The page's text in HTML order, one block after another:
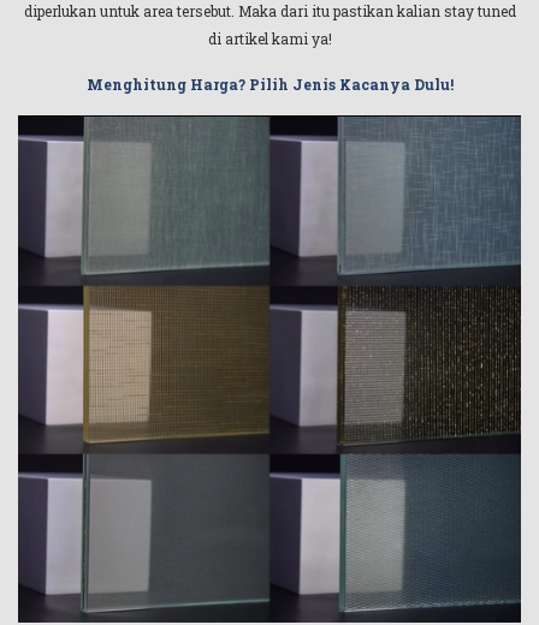
diperlukan untuk area tersebut. Maka dari itu pastikan kalian stay tuned
di artikel kami ya!
Menghitung Harga? Pilih Jenis Kacanya Dulu!